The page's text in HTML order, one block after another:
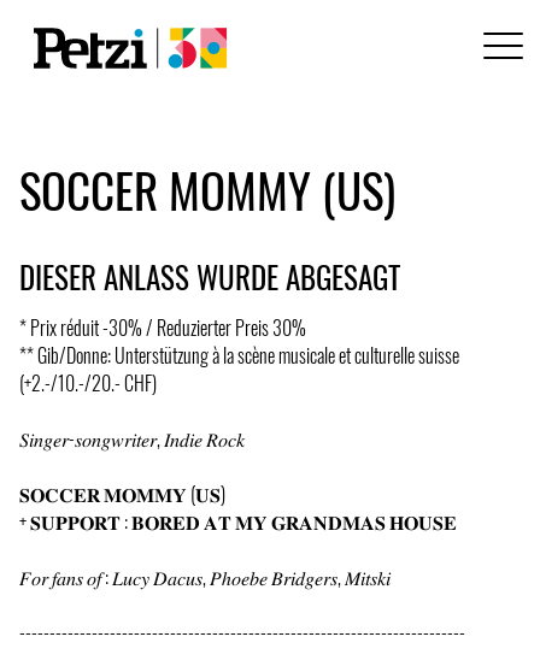
SOCCER MOMMY (US)
DIESER ANLASS WURDE ABGESAGT
* Prix réduit -30% / Reduzierter Preis 30%
** Gib/Donne: Unterstützung à la scène musicale et culturelle suisse
(+2.-/10.-/20.- CHF)
𝑆𝑖𝑛𝑔𝑒𝑟-𝑠𝑜𝑛𝑔𝑤𝑟𝑖𝑡𝑒𝑟, 𝐼𝑛𝑑𝑖𝑒 𝑅𝑜𝑐𝑘
𝐒𝐎𝐂𝐂𝐄𝐑 𝐌𝐎𝐌𝐌𝐘 (𝐔𝐒)
+ 𝐒𝐔𝐏𝐏𝐎𝐑𝐓 : 𝐁𝐎𝐑𝐄𝐃 𝐀𝐓 𝐌𝐘 𝐆𝐑𝐀𝐍𝐃𝐌𝐀𝐒 𝐇𝐎𝐔𝐒𝐄
𝐹𝑜𝑟 𝑓𝑎𝑛𝑠 𝑜𝑓 : 𝐿𝑢𝑐𝑦 𝐷𝑎𝑐𝑢𝑠, 𝑃ℎ𝑜𝑒𝑏𝑒 𝐵𝑟𝑖𝑑𝑔𝑒𝑟𝑠, 𝑀𝑖𝑡𝑠𝑘𝑖
--------------------------------------------------------------------------